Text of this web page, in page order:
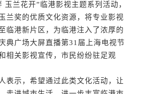
兰花开”临港影视主题系列活动，
兰奖的优质文化资源，将专业影视
临港新片区，为临港注入了浓厚的
典广场大屏直播第31届上海电视节
相关影视宣传，市民纷纷驻足观
示，希望通过此类文化活动，让